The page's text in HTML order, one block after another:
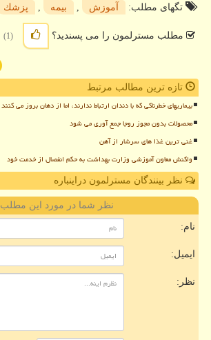
تگهای مطلب:
آموزش بیمه پزشك
مطلب مسترلمون را می پسندید؟ (1)
تازه ترین مطالب مرتبط
بیماریهای خطرناکی که با دندان ارتباط ندارند، اما از دهان بروز می کنند
محصولات بدون مجوز روجا جمع آوری می شود
غنی ترین غذا های سرشار از آهن
واکنش معاون آموزشی وزارت بهداشت به حکم انفصال از خدمت خود
نظر بینندگان مسترلمون دراینباره
نظر شما در مورد این مطلب
نام:
ایمیل:
نظر: